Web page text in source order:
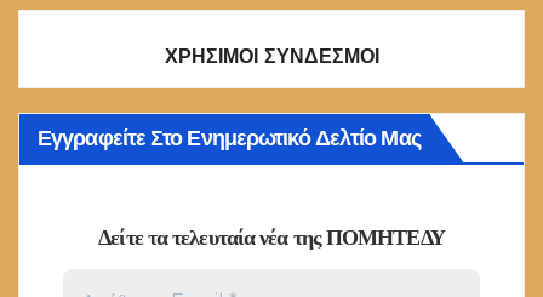
ΧΡΗΣΙΜΟΙ ΣΥΝΔΕΣΜΟΙ
Εγγραφείτε Στο Ενημερωτικό Δελτίο Μας
Δείτε τα τελευταία νέα της ΠΟΜΗΤΕΔΥ